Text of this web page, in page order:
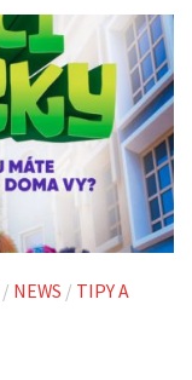
/ NEWS / TIPY A